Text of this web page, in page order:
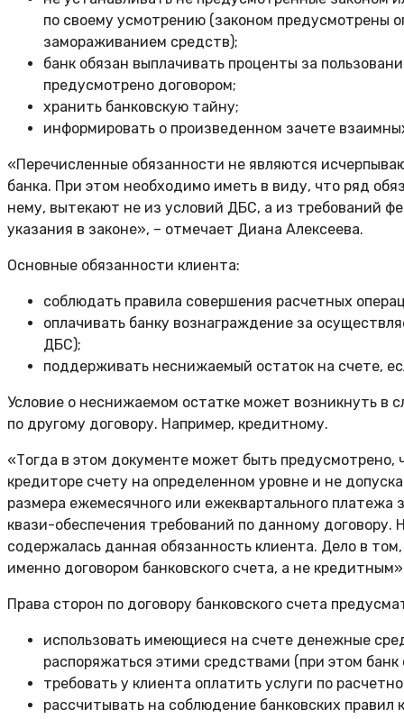
по своему усмотрению (законом предусмотрены
замораживанием средств);
банк обязан выплачивать проценты за
предусмотрено договором;
хранить банковскую тайну;
информировать о произведенном зачете
«Перечисленные обязанности не являются
банка. При этом необходимо иметь в виду, что ряд
нему, вытекают не из условий ДБС, а из требований
указания в законе», – отмечает Диана Алексеева.
Основные обязанности клиента:
соблюдать правила совершения расчетных
оплачивать банку вознаграждение за
ДБС);
поддерживать неснижаемый остаток на счете,
Условие о неснижаемом остатке может возникнуть в
по другому договору. Например, кредитному.
«Тогда в этом документе может быть
кредиторе счету на определенном уровне и не
размера ежемесячного или ежеквартального
квази-обеспечения требований по данному
содержалась данная обязанность клиента. Дело в
именно договором банковского счета, а не
Права сторон по договору банковского счета
использовать имеющиеся на счете денежные
распоряжаться этими средствами (при этом
требовать у клиента оплатить услуги по
рассчитывать на соблюдение банковских